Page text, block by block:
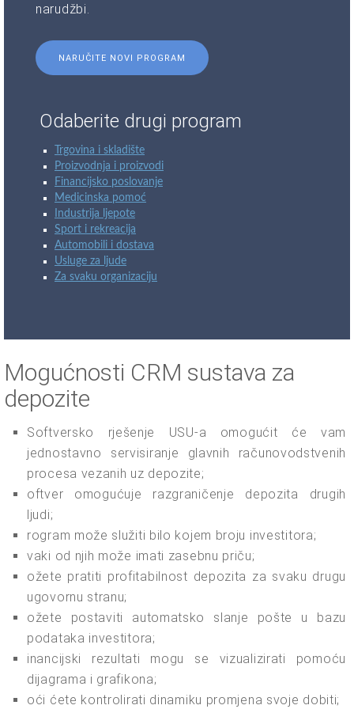
narudžbi.
NARUČITE NOVI PROGRAM
Odaberite drugi program
Trgovina i skladište
Proizvodnja i proizvodi
Financijsko poslovanje
Medicinska pomoć
Industrija ljepote
Sport i rekreacija
Automobili i dostava
Usluge za ljude
Za svaku organizaciju
Mogućnosti CRM sustava za
depozite
Softversko rješenje USU-a omogućit će vam
jednostavno servisiranje glavnih računovodstvenih
procesa vezanih uz depozite;
oftver omogućuje razgraničenje depozita drugih
ljudi;
rogram može služiti bilo kojem broju investitora;
vaki od njih može imati zasebnu priču;
ožete pratiti profitabilnost depozita za svaku drugu
ugovornu stranu;
ožete postaviti automatsko slanje pošte u bazu
podataka investitora;
inancijski rezultati mogu se vizualizirati pomoću
dijagrama i grafikona;
oći ćete kontrolirati dinamiku promjena svoje dobiti;